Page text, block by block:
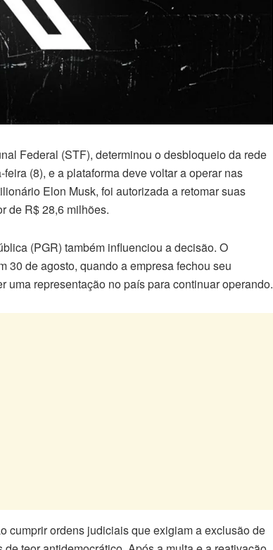
Federal (STF), determinou o desbloqueio da rede
(8), e a plataforma deve voltar a operar nas
Elon Musk, foi autorizada a retomar suas
de R$ 28,6 milhões.
(PGR) também influenciou a decisão. O
30 de agosto, quando a empresa fechou seu
representação no país para continuar operando.
cumprir ordens judiciais que exigiam a exclusão de